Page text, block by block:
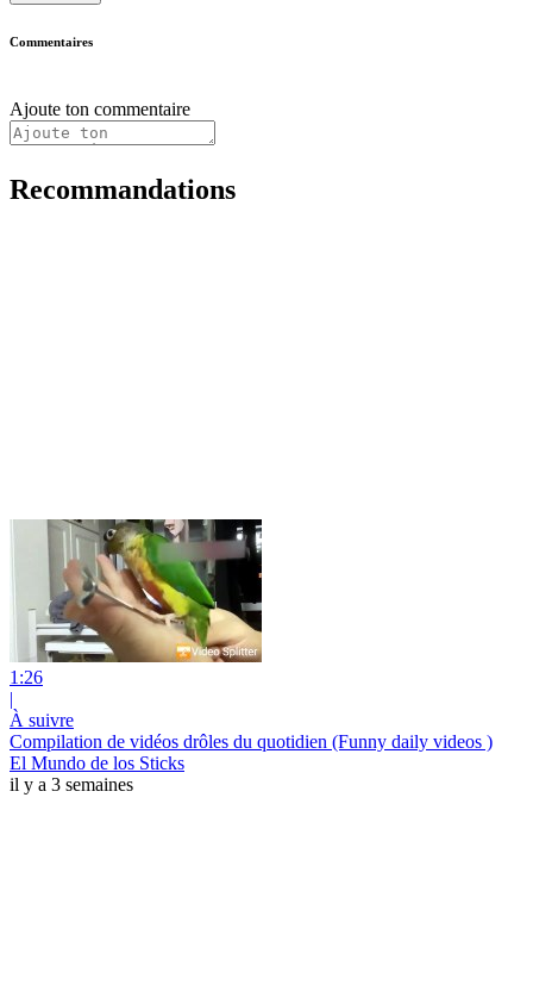
Commentaires
Ajoute ton commentaire
Recommandations
1:26
|
À suivre
Compilation de vidéos drôles du quotidien (Funny daily videos )
El Mundo de los Sticks
il y a 3 semaines